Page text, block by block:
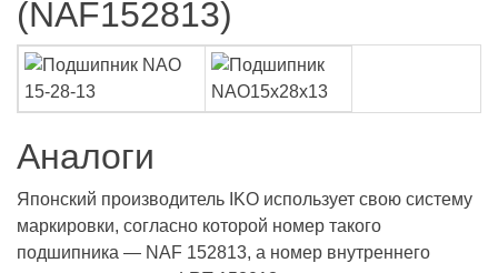
(NAF152813)
Аналоги
Японский производитель IKO использует свою систему
маркировки, согласно которой номер такого
подшипника — NAF 152813, а номер внутреннего